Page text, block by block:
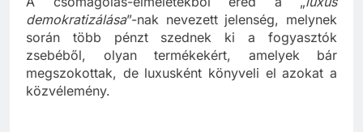
A csomagolás-elméletekből ered a „luxus
demokratizálása”-nak nevezett jelenség, melynek
során több pénzt szednek ki a fogyasztók
zsebéből, olyan termékekért, amelyek bár
megszokottak, de luxusként könyveli el azokat a